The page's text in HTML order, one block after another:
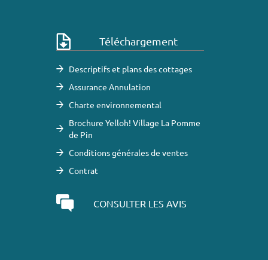
Téléchargement
Descriptifs et plans des cottages
Assurance Annulation
Charte environnemental
Brochure Yelloh! Village La Pomme
de Pin
Conditions générales de ventes
Contrat
CONSULTER LES AVIS